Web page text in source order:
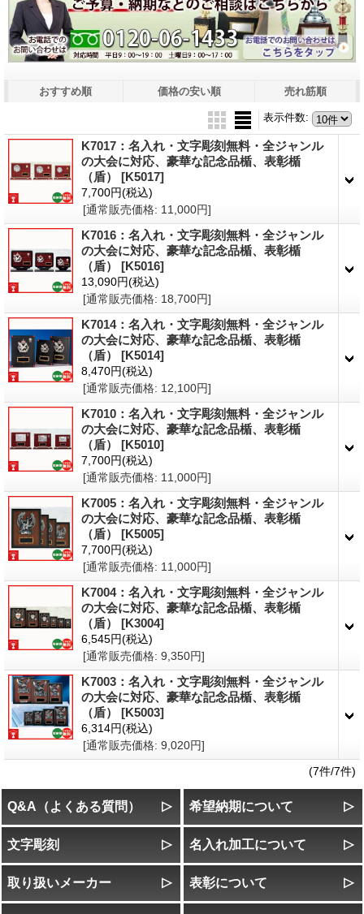
おすすめ順 価格の安い順 売れ筋順
表示件数:
K7017：名入れ・文字彫刻無料・全ジャンル
の大会に対応、豪華な記念品楯、表彰楯
（盾） [K5017]
7,700円(税込)
[通常販売価格: 11,000円]
K7016：名入れ・文字彫刻無料・全ジャンル
の大会に対応、豪華な記念品楯、表彰楯
（盾） [K5016]
13,090円(税込)
[通常販売価格: 18,700円]
K7014：名入れ・文字彫刻無料・全ジャンル
の大会に対応、豪華な記念品楯、表彰楯
（盾） [K5014]
8,470円(税込)
[通常販売価格: 12,100円]
K7010：名入れ・文字彫刻無料・全ジャンル
の大会に対応、豪華な記念品楯、表彰楯
（盾） [K5010]
7,700円(税込)
[通常販売価格: 11,000円]
K7005：名入れ・文字彫刻無料・全ジャンル
の大会に対応、豪華な記念品楯、表彰楯
（盾） [K5005]
7,700円(税込)
[通常販売価格: 11,000円]
K7004：名入れ・文字彫刻無料・全ジャンル
の大会に対応、豪華な記念品楯、表彰楯
（盾） [K3004]
6,545円(税込)
[通常販売価格: 9,350円]
K7003：名入れ・文字彫刻無料・全ジャンル
の大会に対応、豪華な記念品楯、表彰楯
（盾） [K5003]
6,314円(税込)
[通常販売価格: 9,020円]
(7件/7件)
Q&A（よくある質問） 希望納期について
文字彫刻 名入れ加工について
取り扱いメーカー 表彰について